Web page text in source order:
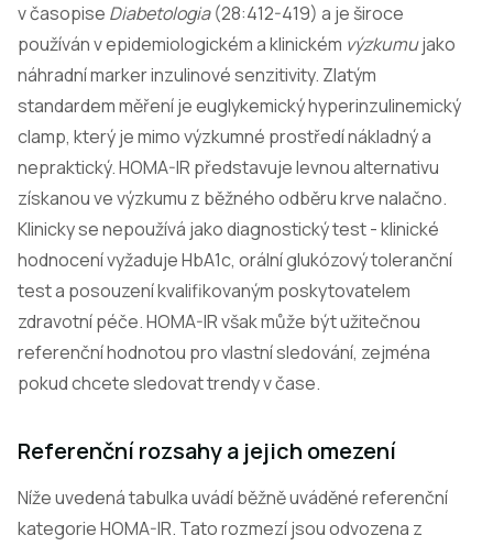
v časopise Diabetologia(28:412-419) a je široce
používán v epidemiologickém a klinickém výzkumujako
náhradní marker inzulinové senzitivity. Zlatým
standardem měření je euglykemický hyperinzulinemický
clamp, který je mimo výzkumné prostředí nákladný a
nepraktický. HOMA-IR představuje levnou alternativu
získanou ve výzkumu z běžného odběru krve nalačno.
Klinicky se nepoužívá jako diagnostický test - klinické
hodnocení vyžaduje HbA1c, orální glukózový toleranční
test a posouzení kvalifikovaným poskytovatelem
zdravotní péče. HOMA-IR však může být užitečnou
referenční hodnotou pro vlastní sledování, zejména
pokud chcete sledovat trendy v čase.
Referenční rozsahy a jejich omezení
Níže uvedená tabulka uvádí běžně uváděné referenční
kategorie HOMA-IR. Tato rozmezí jsou odvozena z